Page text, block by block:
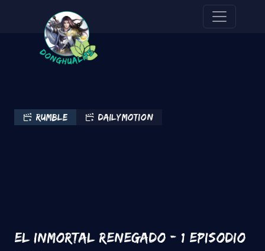
rumble Dailymotion
El inmortal renegado - 1 Episodio